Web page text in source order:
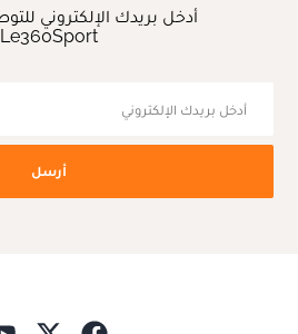
أدخل بريدك الإلكتروني
Le360Sport
أرسل